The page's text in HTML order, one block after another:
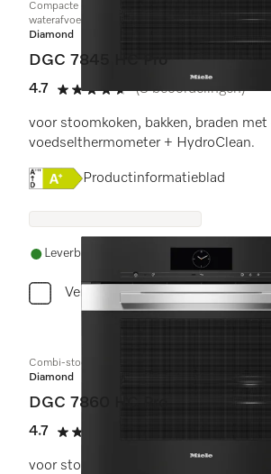
Compacte combi-stoomoven met aansluiting voor
waterafvoer
Diamond
DGC 7845 HC Pro
4.7
4.7 sterren op 5
(3 beoordelingen)
voor stoomkoken, bakken, braden met
voedselthermometer + HydroClean.
Online Label Flag, Energielabel
Productinformatieblad
Leverbaar uit voorraad met gratis levering
Vergelijken
Combi-stoomoven
Diamond
DGC 7860 HC Pro
4.7
4.7 sterren op 5
voor stoomkoken, bakken, braden met